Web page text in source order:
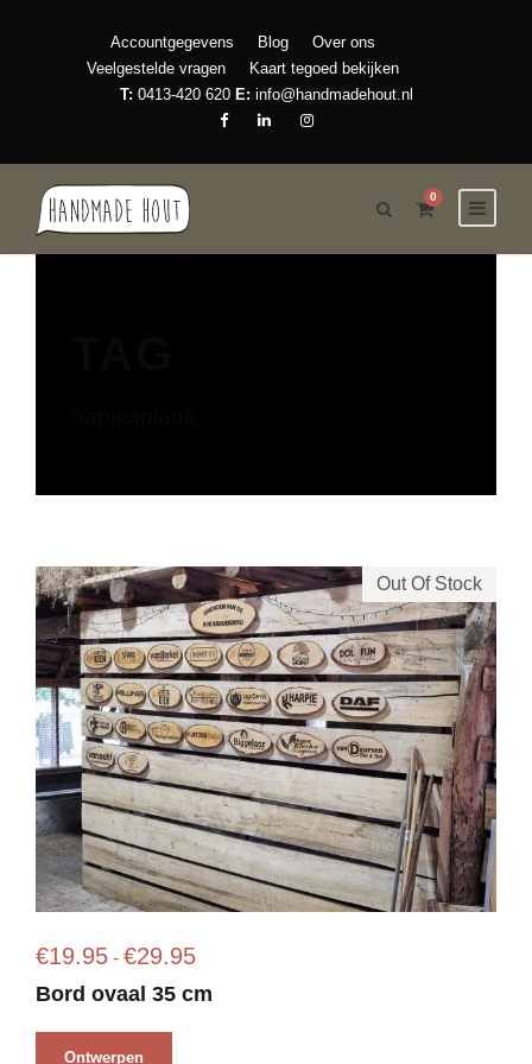
Accountgegevens Blog
Over ons
Veelgestelde vragen
Kaart tegoed bekijken
T: 0413-420 620 E: info@handmadehout.nl
0
Out Of Stock
€19.95 - €29.95
Bord ovaal 35 cm
Ontwerpen